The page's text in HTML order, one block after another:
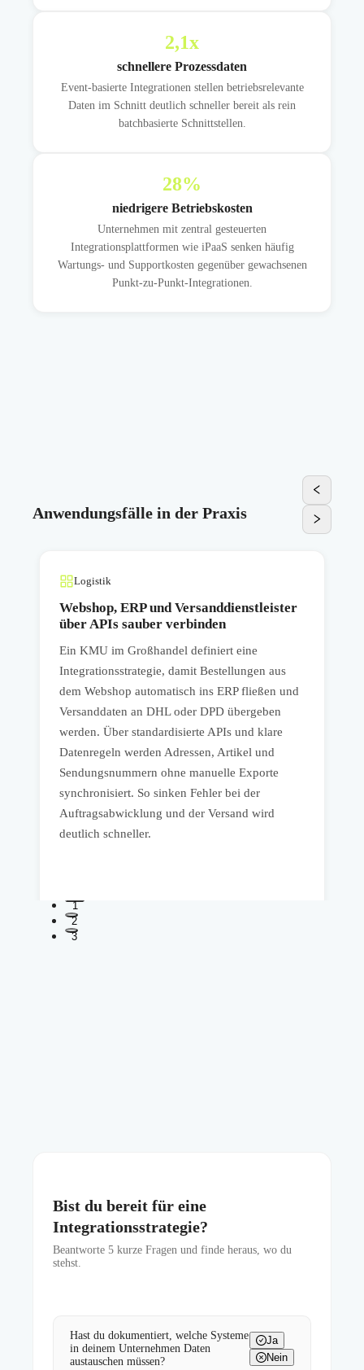
2,1x
schnellere Prozessdaten
Event-basierte Integrationen stellen betriebsrelevante
Daten im Schnitt deutlich schneller bereit als rein
batchbasierte Schnittstellen.
28%
niedrigere Betriebskosten
Unternehmen mit zentral gesteuerten
Integrationsplattformen wie iPaaS senken häufig
Wartungs- und Supportkosten gegenüber gewachsenen
Punkt-zu-Punkt-Integrationen.
Anwendungsfälle in der Praxis
Logistik
Webshop, ERP und Versanddienstleister
über APIs sauber verbinden
Ein KMU im Großhandel definiert eine
Integrationsstrategie, damit Bestellungen aus
dem Webshop automatisch ins ERP fließen und
Versanddaten an DHL oder DPD übergeben
werden. Über standardisierte APIs und klare
Datenregeln werden Adressen, Artikel und
Sendungsnummern ohne manuelle Exporte
synchronisiert. So sinken Fehler bei der
Auftragsabwicklung und der Versand wird
deutlich schneller.
1
2
3
Bist du bereit für eine
Integrationsstrategie?
Beantworte 5 kurze Fragen und finde heraus, wo du
stehst.
Hast du dokumentiert, welche Systeme
in deinem Unternehmen Daten
austauschen müssen?
Ja
Nein